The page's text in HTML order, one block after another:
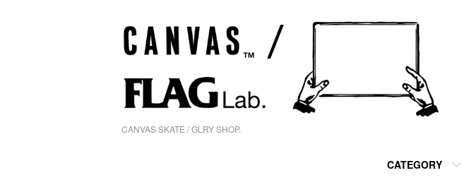
CANVAS SKATE / GLRY SHOP.
CATEGORY